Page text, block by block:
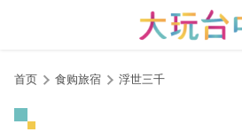
首页 食购旅宿 浮世三千